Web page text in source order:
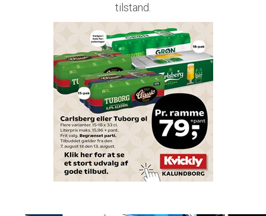
tilstand.